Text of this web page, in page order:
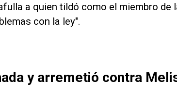
a quien tildó como el miembro de
con la ley".
y arremetió contra